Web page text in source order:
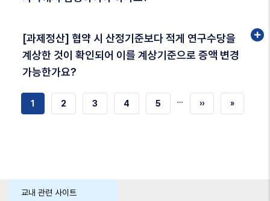
[과제정산] 협약 시 산정기준보다 적게 연구수당을
계상한 것이 확인되어 이를 계상기준으로 증액 변경
가능한가요?
현재
1 쪽
2 쪽
3 쪽
4 쪽
5 … 다음
›› 마지막
»
교내 관련 사이트